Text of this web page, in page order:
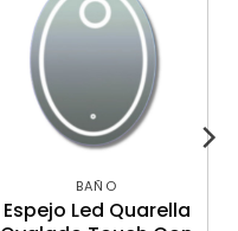
BAÑO
Espejo Led Quarella